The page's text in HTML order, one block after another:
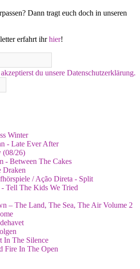
Dann tragt euch doch in unseren
erfahrt ihrhier!
du unsere Datenschutzerklärung.
Winter
- Late Ever After
(08/26)
- Between The Cakes
Draken
/ Ação Direta - Split
Tell The Kids We Tried
– The Land, The Sea, The Air Volume 2
In The Silence
Fire In The Open